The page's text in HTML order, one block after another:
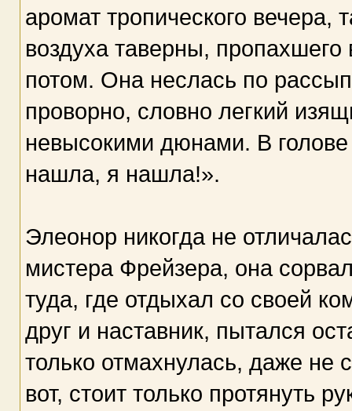
аромат тропического вечера,
воздуха таверны,
потом. Она неслась по
проворно, словно легкий
невысокими дюнами. В
нашла, я нашла!».
Элеонор никогда не
мистера Фрейзера, она
туда, где отдыхал со своей
друг и наставник, пытался
только отмахнулась, даже не
вот, стоит только протянуть